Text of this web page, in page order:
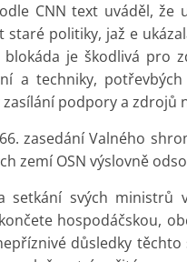
CNN text uváděl, že
politiky, jaž e
je škodlivá pro
a techniky,
podpory a zdrojů
zasedání Valného
zemí OSN výslovně
setkání svých ministrů
hospodáčskou,
důsledky